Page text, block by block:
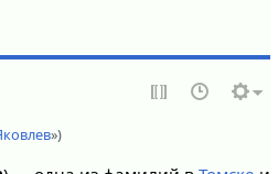
»)